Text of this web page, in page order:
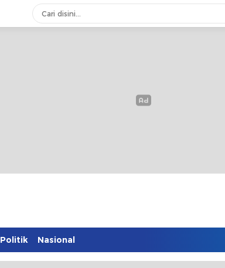
Politik Nasional